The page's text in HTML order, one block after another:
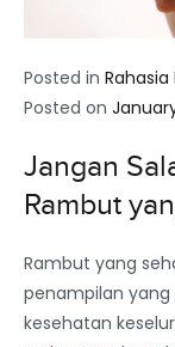
Posted in
Posted on
Jangan
Rambut
Rambut yang
penampilan
kesehatan